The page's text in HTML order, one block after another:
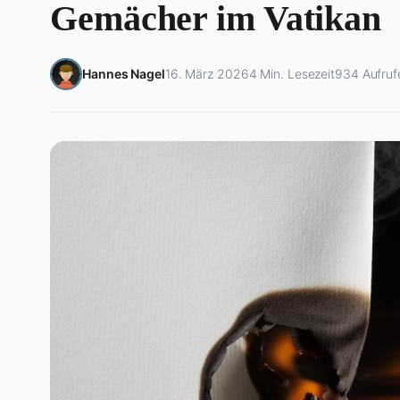
Gemächer im Vatikan
Hannes Nagel16. März 20264 Min. Lesezeit934